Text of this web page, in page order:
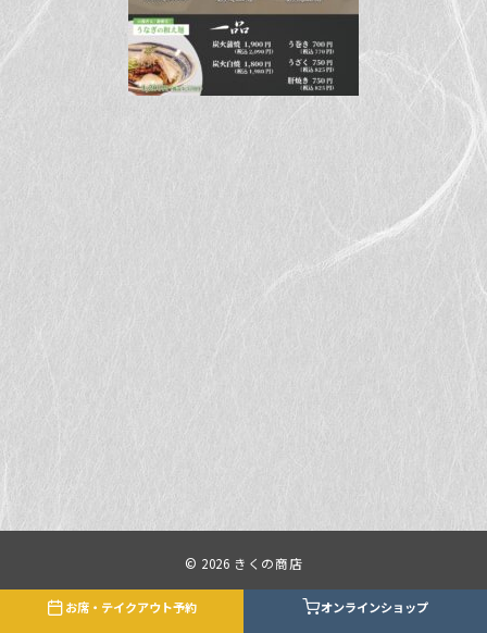
© 2026 きくの商店
お席・テイクアウト予約 オンラインショップ